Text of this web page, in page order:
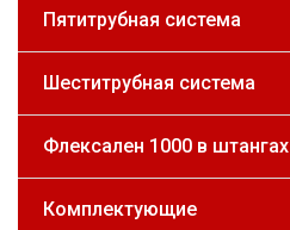
Пятитрубная система
Шеститрубная система
Флексален 1000 в штангах
Комплектующие